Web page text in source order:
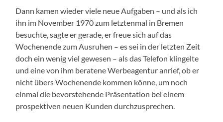
Dann kamen wieder viele neue Aufgaben – und als ich
ihn im November 1970 zum letztenmal in Bremen
besuchte, sagte er gerade, er freue sich auf das
Wochenende zum Ausruhen – es sei in der letzten Zeit
doch ein wenig viel gewesen – als das Telefon klingelte
und eine von ihm beratene Werbeagentur anrief, ob er
nicht übers Wochenende kommen könne, um noch
einmal die bevorstehende Präsentation bei einem
prospektiven neuen Kunden durchzusprechen.